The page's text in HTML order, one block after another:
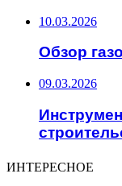
10.03.2026
Обзор
09.03.2026
ИНТЕРЕСНОЕ